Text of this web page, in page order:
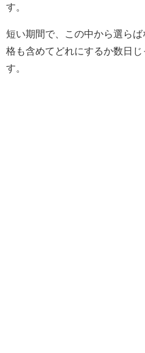
す。
短い期間で、この中から選ら
格も含めてどれにするか数日
す。